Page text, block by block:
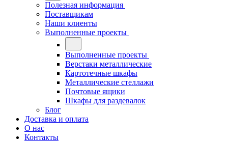
Полезная информация
Поставщикам
Наши клиенты
Выполненные проекты
Выполненные проекты
Верстаки металлические
Картотечные шкафы
Металлические стеллажи
Почтовые ящики
Шкафы для раздевалок
Блог
Доставка и оплата
О нас
Контакты